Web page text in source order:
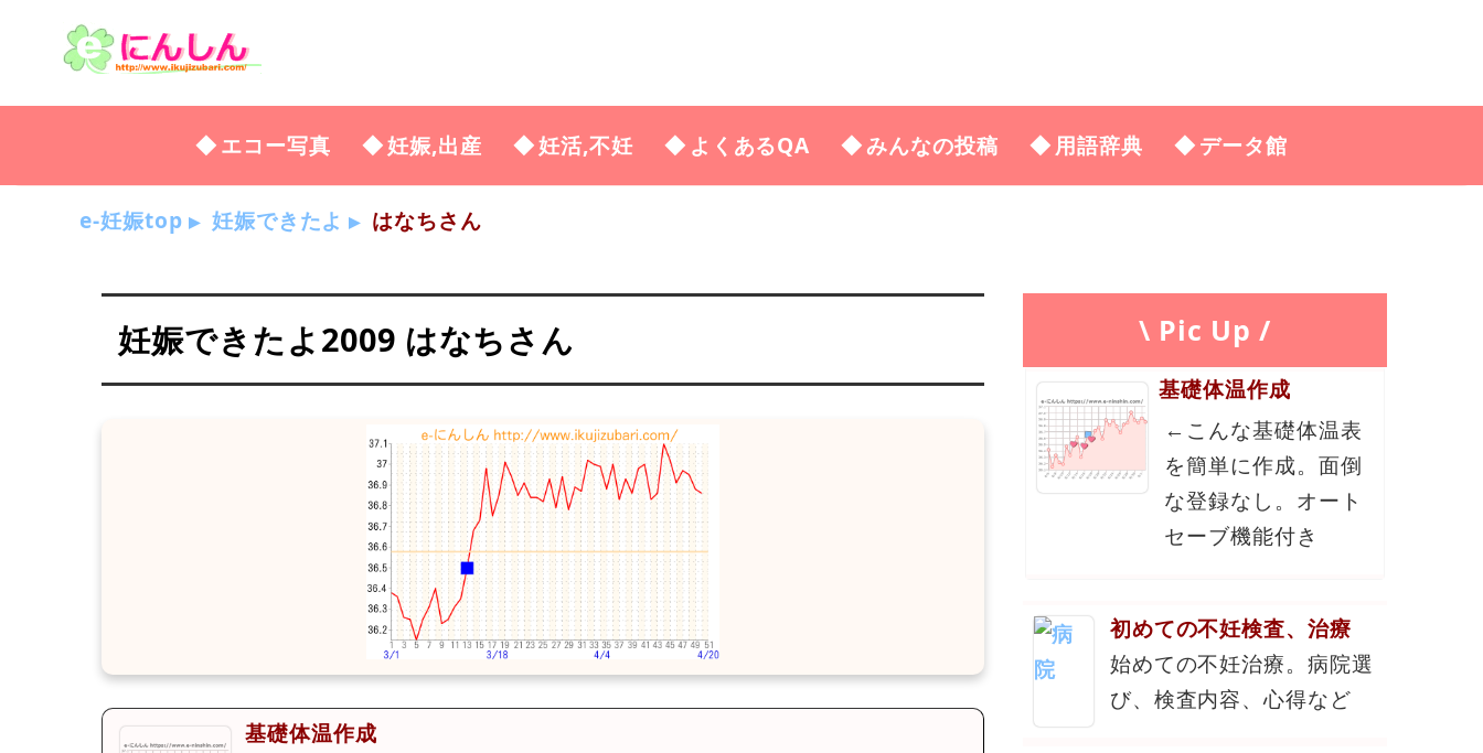
エコー写真 妊娠,出産 妊活,不妊 よくあるQA みんなの投稿 用語辞典 データ館
e-妊娠top 妊娠できたよ はなちさん
妊娠できたよ2009 はなちさん
基礎体温作成
\ Pic Up /
基礎体温作成
←こんな基礎体温表
を簡単に作成。面倒
な登録なし。オート
セーブ機能付き
初めての不妊検査、治療
始めての不妊治療。病院選
び、検査内容、心得など